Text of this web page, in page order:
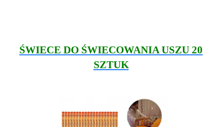
ŚWIECE DO ŚWIECOWANIA USZU 20
SZTUK